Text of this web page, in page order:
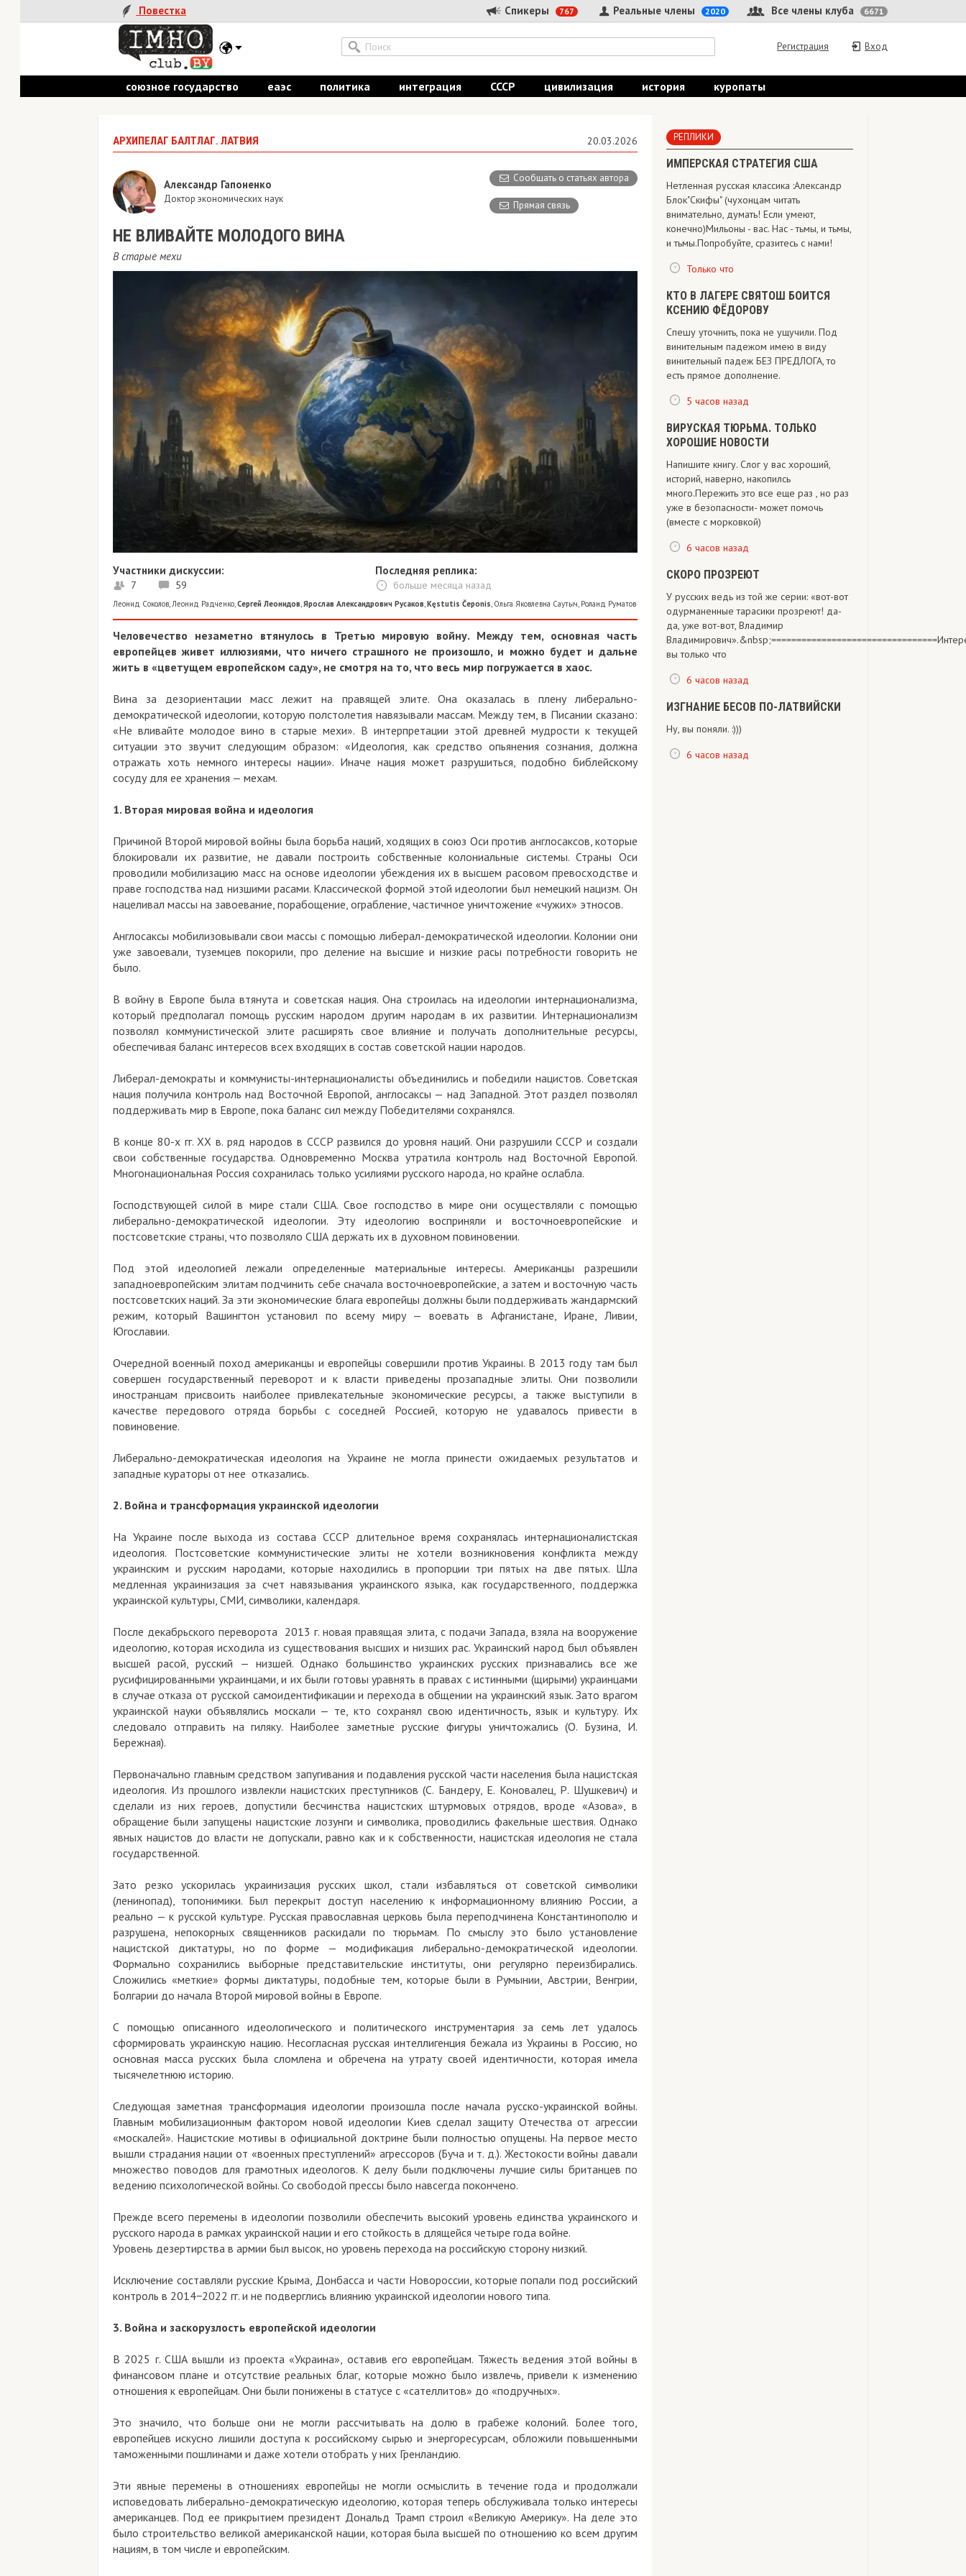
Повестка Спикеры 767 Все члены клуба 6671
Реальные члены 2020
Вход
Регистрация
союзное государство еаэс политика интеграция СССР цивилизация история куропаты
АРХИПЕЛАГ БАЛТЛАГ. ЛАТВИЯ 20.03.2026
Сообщать о статьях автора
Прямая связь
Александр Гапоненко
Доктор экономических наук
​НЕ ВЛИВАЙТЕ МОЛОДОГО ВИНА
В старые мехи
Участники дискуссии:
7 59
Последняя реплика:
больше месяца назад
Леонид Соколов,Леонид Радченко,Сергей Леонидов,Ярослав Александрович Русаков,Kęstutis Čeponis,Ольга Яковлевна Саутыч,Роланд Руматов
Человечество незаметно втянулось в Третью мировую войну. Между тем, основная часть
европейцев живет иллюзиями, что ничего страшного не произошло, и можно будет и дальне
жить в «цветущем европейском саду», не смотря на то, что весь мир погружается в хаос.
Вина за дезориентации масс лежит на правящей элите. Она оказалась в плену либерально-
демократической идеологии, которую полстолетия навязывали массам. Между тем, в Писании сказано:
«Не вливайте молодое вино в старые мехи». В интерпретации этой древней мудрости к текущей
ситуации это звучит следующим образом: «Идеология, как средство опьянения сознания, должна
отражать хоть немного интересы нации». Иначе нация может разрушиться, подобно библейскому
сосуду для ее хранения — мехам.
1. Вторая мировая война и идеология
Причиной Второй мировой войны была борьба наций, ходящих в союз Оси против англосаксов, которые
блокировали их развитие, не давали построить собственные колониальные системы. Страны Оси
проводили мобилизацию масс на основе идеологии убеждения их в высшем расовом превосходстве и
праве господства над низшими расами. Классической формой этой идеологии был немецкий нацизм. Он
нацеливал массы на завоевание, порабощение, ограбление, частичное уничтожение «чужих» этносов.
Англосаксы мобилизовывали свои массы с помощью либерал-демократической идеологии. Колонии они
уже завоевали, туземцев покорили, про деление на высшие и низкие расы потребности говорить не
было.
В войну в Европе была втянута и советская нация. Она строилась на идеологии интернационализма,
который предполагал помощь русским народом другим народам в их развитии. Интернационализм
позволял коммунистической элите расширять свое влияние и получать дополнительные ресурсы,
обеспечивая баланс интересов всех входящих в состав советской нации народов.
Либерал-демократы и коммунисты-интернационалисты объединились и победили нацистов. Советская
нация получила контроль над Восточной Европой, англосаксы — над Западной. Этот раздел позволял
поддерживать мир в Европе, пока баланс сил между Победителями сохранялся.
В конце 80-х гг. ХХ в. ряд народов в СССР развился до уровня наций. Они разрушили СССР и создали
свои собственные государства. Одновременно Москва утратила контроль над Восточной Европой.
Многонациональная Россия сохранилась только усилиями русского народа, но крайне ослабла.
Господствующей силой в мире стали США. Свое господство в мире они осуществляли с помощью
либерально-демократической идеологии. Эту идеологию восприняли и восточноевропейские и
постсоветские страны, что позволяло США держать их в духовном повиновении.
Под этой идеологией лежали определенные материальные интересы. Американцы разрешили
западноевропейским элитам подчинить себе сначала восточноевропейские, а затем и восточную часть
постсоветских наций. За эти экономические блага европейцы должны были поддерживать жандармский
режим, который Вашингтон установил по всему миру — воевать в Афганистане, Иране, Ливии,
Югославии.
Очередной военный поход американцы и европейцы совершили против Украины. В 2013 году там был
совершен государственный переворот и к власти приведены прозападные элиты. Они позволили
иностранцам присвоить наиболее привлекательные экономические ресурсы, а также выступили в
качестве передового отряда борьбы с соседней Россией, которую не удавалось привести в
повиновение.
Либерально-демократическая идеология на Украине не могла принести ожидаемых результатов и
западные кураторы от нее отказались.
2. Война и трансформация украинской идеологии
На Украине после выхода из состава СССР длительное время сохранялась интернационалистская
идеология. Постсоветские коммунистические элиты не хотели возникновения конфликта между
украинским и русским народами, которые находились в пропорции три пятых на две пятых. Шла
медленная украинизация за счет навязывания украинского языка, как государственного, поддержка
украинской культуры, СМИ, символики, календаря.
После декабрьского переворота 2013 г. новая правящая элита, с подачи Запада, взяла на вооружение
идеологию, которая исходила из существования высших и низших рас. Украинский народ был объявлен
высшей расой, русский — низшей. Однако большинство украинских русских признавались все же
русифицированными украинцами, и их были готовы уравнять в правах с истинными (щирыми) украинцами
в случае отказа от русской самоидентификации и перехода в общении на украинский язык. Зато врагом
украинской науки объявлялись москали — те, кто сохранял свою идентичность, язык и культуру. Их
следовало отправить на гиляку. Наиболее заметные русские фигуры уничтожались (О. Бузина, И.
Бережная).
Первоначально главным средством запугивания и подавления русской части населения была нацистская
идеология. Из прошлого извлекли нацистских преступников (С. Бандеру, Е. Коновалец, Р. Шушкевич) и
сделали из них героев, допустили бесчинства нацистских штурмовых отрядов, вроде «Азова», в
обращение были запущены нацистские лозунги и символика, проводились факельные шествия. Однако
явных нацистов до власти не допускали, равно как и к собственности, нацистская идеология не стала
государственной.
Зато резко ускорилась украинизация русских школ, стали избавляться от советской символики
(ленинопад), топонимики. Был перекрыт доступ населению к информационному влиянию России, а
реально — к русской культуре. Русская православная церковь была переподчинена Константинополю и
разрушена, непокорных священников раскидали по тюрьмам. По смыслу это было установление
нацистской диктатуры, но по форме — модификация либерально-демократической идеологии.
Формально сохранились выборные представительские институты, они регулярно переизбирались.
Сложились «меткие» формы диктатуры, подобные тем, которые были в Румынии, Австрии, Венгрии,
Болгарии до начала Второй мировой войны в Европе.
С помощью описанного идеологического и политического инструментария за семь лет удалось
сформировать украинскую нацию. Несогласная русская интеллигенция бежала из Украины в Россию, но
основная масса русских была сломлена и обречена на утрату своей идентичности, которая имела
тысячелетнюю историю.
Следующая заметная трансформация идеологии произошла после начала русско-украинской войны.
Главным мобилизационным фактором новой идеологии Киев сделал защиту Отечества от агрессии
«москалей». Нацистские мотивы в официальной доктрине были полностью опущены. На первое место
вышли страдания нации от «военных преступлений» агрессоров (Буча и т. д.). Жестокости войны давали
множество поводов для грамотных идеологов. К делу были подключены лучшие силы британцев по
ведению психологической войны. Со свободой прессы было навсегда покончено.
Прежде всего перемены в идеологии позволили обеспечить высокий уровень единства украинского и
русского народа в рамках украинской нации и его стойкость в длящейся четыре года войне.
Уровень дезертирства в армии был высок, но уровень перехода на российскую сторону низкий.
Исключение составляли русские Крыма, Донбасса и части Новороссии, которые попали под российский
контроль в 2014−2022 гг. и не подверглись влиянию украинской идеологии нового типа.
3. Война и заскорузлость европейской идеологии
В 2025 г. США вышли из проекта «Украина», оставив его европейцам. Тяжесть ведения этой войны в
финансовом плане и отсутствие реальных благ, которые можно было извлечь, привели к изменению
отношения к европейцам. Они были понижены в статусе с «сателлитов» до «подручных».
Это значило, что больше они не могли рассчитывать на долю в грабеже колоний. Более того,
европейцев искусно лишили доступа к российскому сырью и энергоресурсам, обложили повышенными
таможенными пошлинами и даже хотели отобрать у них Гренландию.
Эти явные перемены в отношениях европейцы не могли осмыслить в течение года и продолжали
исповедовать либерально-демократическую идеологию, которая теперь обслуживала только интересы
американцев. Под ее прикрытием президент Дональд Трамп строил «Великую Америку». На деле это
было строительство великой американской нации, которая была высшей по отношению ко всем другим
нациям, в том числе и европейским.
РЕПЛИКИ
ИМПЕРСКАЯ СТРАТЕГИЯ США
Нетленная русская классика :Александр
Блок"Скифы" (чухонцам читать
внимательно, думать! Если умеют,
конечно) Мильоны - вас. Нас - тьмы, и тьмы,
и тьмы.Попробуйте, сразитесь с нами!
Только что
КТО В ЛАГЕРЕ СВЯТОШ БОИТСЯ
КСЕНИЮ ФЁДОРОВУ
Спешу уточнить, пока не ущучили. Под
винительным падежом имею в виду
винительный падеж БЕЗ ПРЕДЛОГА, то
есть прямое дополнение.
5 часов назад
ВИРУСКАЯ ТЮРЬМА. ТОЛЬКО
ХОРОШИЕ НОВОСТИ
Напишите книгу. Слог у вас хороший,
историй, наверно, накопилсь
много.Пережить это все еще раз , но раз
уже в безопасности- может помочь
(вместе с морковкой)
6 часов назад
СКОРО ПРОЗРЕЮТ
У русских ведь из той же серии: «вот-вот
одурманенные тарасики прозреют! да-
да, уже вот-вот, Владимир
Владимирович».&nbsp;=================================Интересно,
вы только что
6 часов назад
ИЗГНАНИЕ БЕСОВ ПО-ЛАТВИЙСКИ
Ну, вы поняли. :)))
6 часов назад